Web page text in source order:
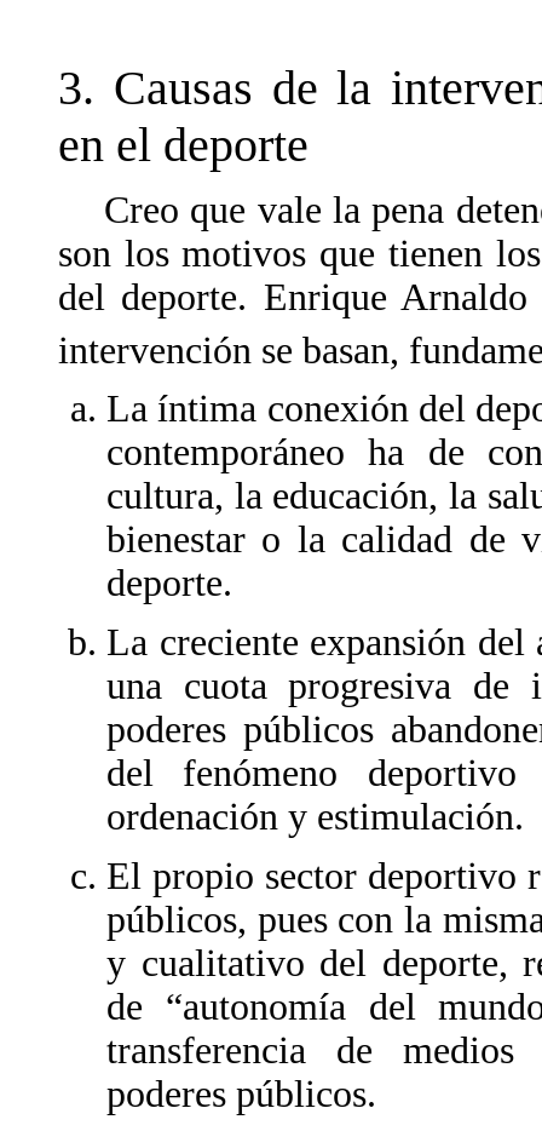
3. Causas de la
en el deporte
Creo que vale la pena
son los motivos que tienen
del deporte. Enrique
intervención se basan,
La íntima conexión del
contemporáneo ha de
cultura, la educación, la
bienestar o la calidad de
deporte.
La creciente expansión
una cuota progresiva de
poderes públicos
del fenómeno
ordenación y estimulación.
El propio sector deportivo
públicos, pues con la
y cualitativo del deporte,
de “autonomía del
transferencia de medios
poderes públicos.